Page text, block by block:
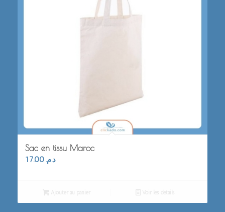
Sac en tissu Maroc
د.م. 17.00